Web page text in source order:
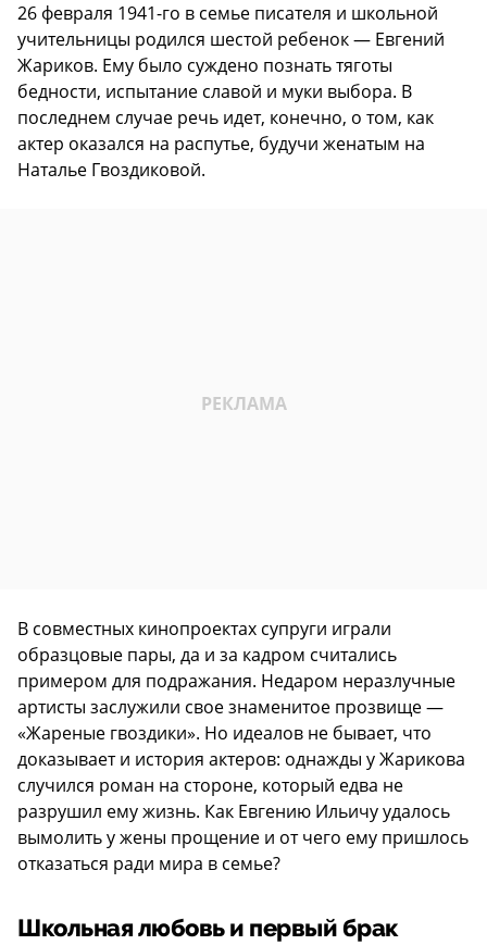
26 февраля 1941-го в семье писателя и школьной
учительницы родился шестой ребенок — Евгений
Жариков. Ему было суждено познать тяготы
бедности, испытание славой и муки выбора. В
последнем случае речь идет, конечно, о том, как
актер оказался на распутье, будучи женатым на
Наталье Гвоздиковой.
В совместных кинопроектах супруги играли
образцовые пары, да и за кадром считались
примером для подражания. Недаром неразлучные
артисты заслужили свое знаменитое прозвище —
«Жареные гвоздики». Но идеалов не бывает, что
доказывает и история актеров: однажды у Жарикова
случился роман на стороне, который едва не
разрушил ему жизнь. Как Евгению Ильичу удалось
вымолить у жены прощение и от чего ему пришлось
отказаться ради мира в семье?
Школьная любовь и первый брак